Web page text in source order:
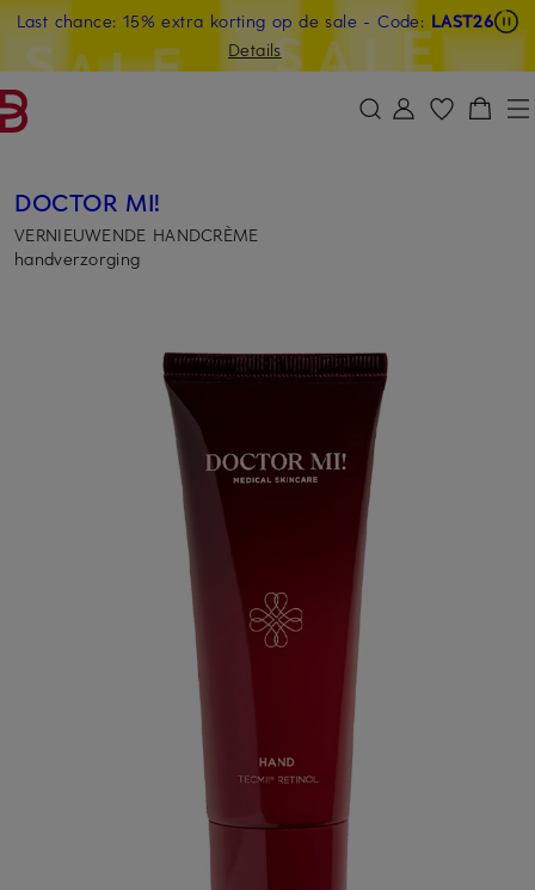
GA NAAR ZOEKEN
Last chance: 15% extra korting op de sale - Code: LAST26
Details
DOCTOR MI!
VERNIEUWENDE HANDCRÈME
handverzorging